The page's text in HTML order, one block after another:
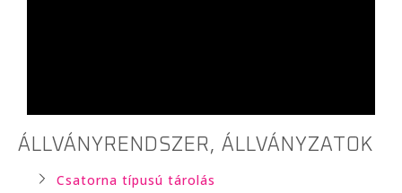
ÁLLVÁNYRENDSZER, ÁLLVÁNYZATOK
Csatorna típusú tárolás